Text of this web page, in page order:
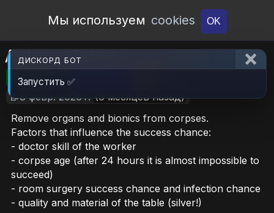
Open Workshop
Мы используем cookies OK
AutopsyTable
🎮RimWorld 📦238.4 KB
📝8 февр. 2026 г. (6 месяцев назад)
Remove organs and bionics from corpses.
Factors that influence the success chance:
- doctor skill of the worker
- corpse age (after 24 hours it is almost impossible to
succeed)
- room surgery success chance and infection chance
- quality and material of the table (silver!)
ДИСКОРД БОТ
Запустить ✅